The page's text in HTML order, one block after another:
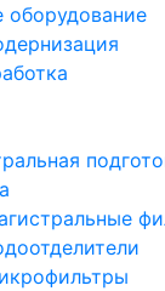
оборудование